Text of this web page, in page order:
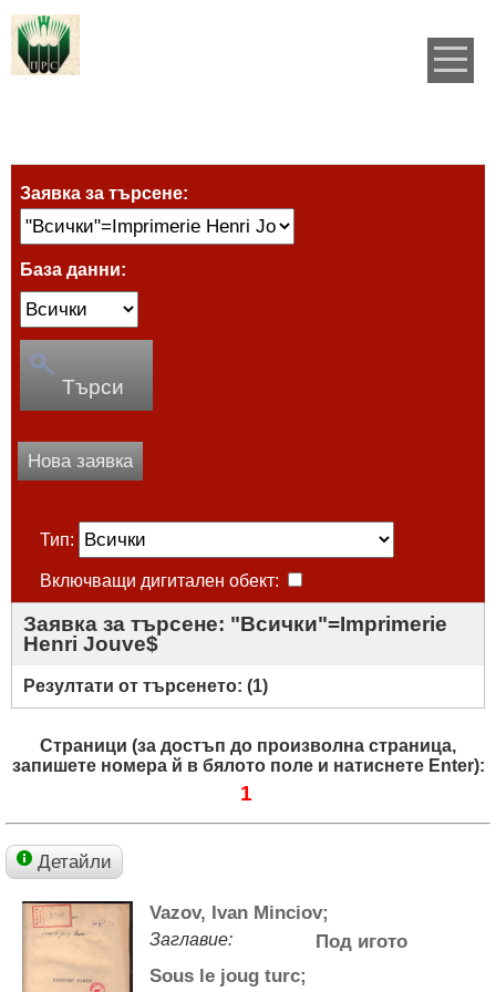
Заявка за търсене:
База данни:
Търси
Нова заявка
Тип:
Включващи дигитален обект:
Заявка за търсене: "Всички"=Imprimerie
Henri Jouve$
Резултати от търсенето: (1)
Страници (за достъп до произволна страница,
запишете номера й в бялото поле и натиснете Enter):
1
Детайли
Vazov, Ivan Minciov;
Заглавие:
Под игото
Sous le joug turc;